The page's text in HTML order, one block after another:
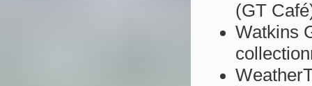
(GT
Watkins